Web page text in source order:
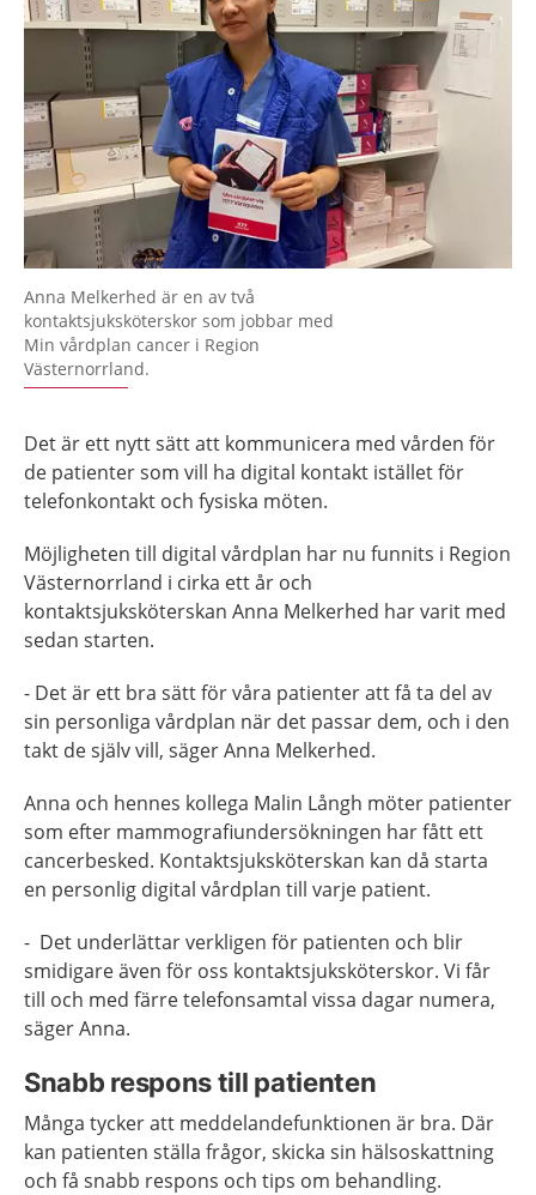
Anna Melkerhed är en av två
kontaktsjuksköterskor som jobbar med
Min vårdplan cancer i Region
Västernorrland.
Det är ett nytt sätt att kommunicera med vården för
de patienter som vill ha digital kontakt istället för
telefonkontakt och fysiska möten.
Möjligheten till digital vårdplan har nu funnits i Region
Västernorrland i cirka ett år och
kontaktsjuksköterskan Anna Melkerhed har varit med
sedan starten.
- Det är ett bra sätt för våra patienter att få ta del av
sin personliga vårdplan när det passar dem, och i den
takt de själv vill, säger Anna Melkerhed.
Anna och hennes kollega Malin Långh möter patienter
som efter mammografiundersökningen har fått ett
cancerbesked. Kontaktsjuksköterskan kan då starta
en personlig digital vårdplan till varje patient.
- Det underlättar verkligen för patienten och blir
smidigare även för oss kontaktsjuksköterskor. Vi får
till och med färre telefonsamtal vissa dagar numera,
säger Anna.
Snabb respons till patienten
Många tycker att meddelandefunktionen är bra. Där
kan patienten ställa frågor, skicka sin hälsoskattning
och få snabb respons och tips om behandling.